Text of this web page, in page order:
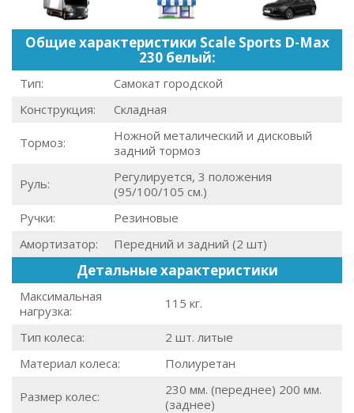
Общие характеристики Scale Sports D-Max
230 белый:
Тип:
Самокат городской
Конструкция:
Складная
Тормоз:
Ножной металический и дисковый
задний тормоз
Руль:
Регулируется, 3 положения
(95/100/105 см.)
Ручки:
Резиновые
Амортизатор:
Передний и задний (2 шт)
Детальные характеристики
Максимальная
нагрузка:
115 кг.
Тип колеса:
2 шт. литые
Материал колеса:
Полиуретан
Размер колес:
230 мм. (переднее) 200 мм.
(заднее)